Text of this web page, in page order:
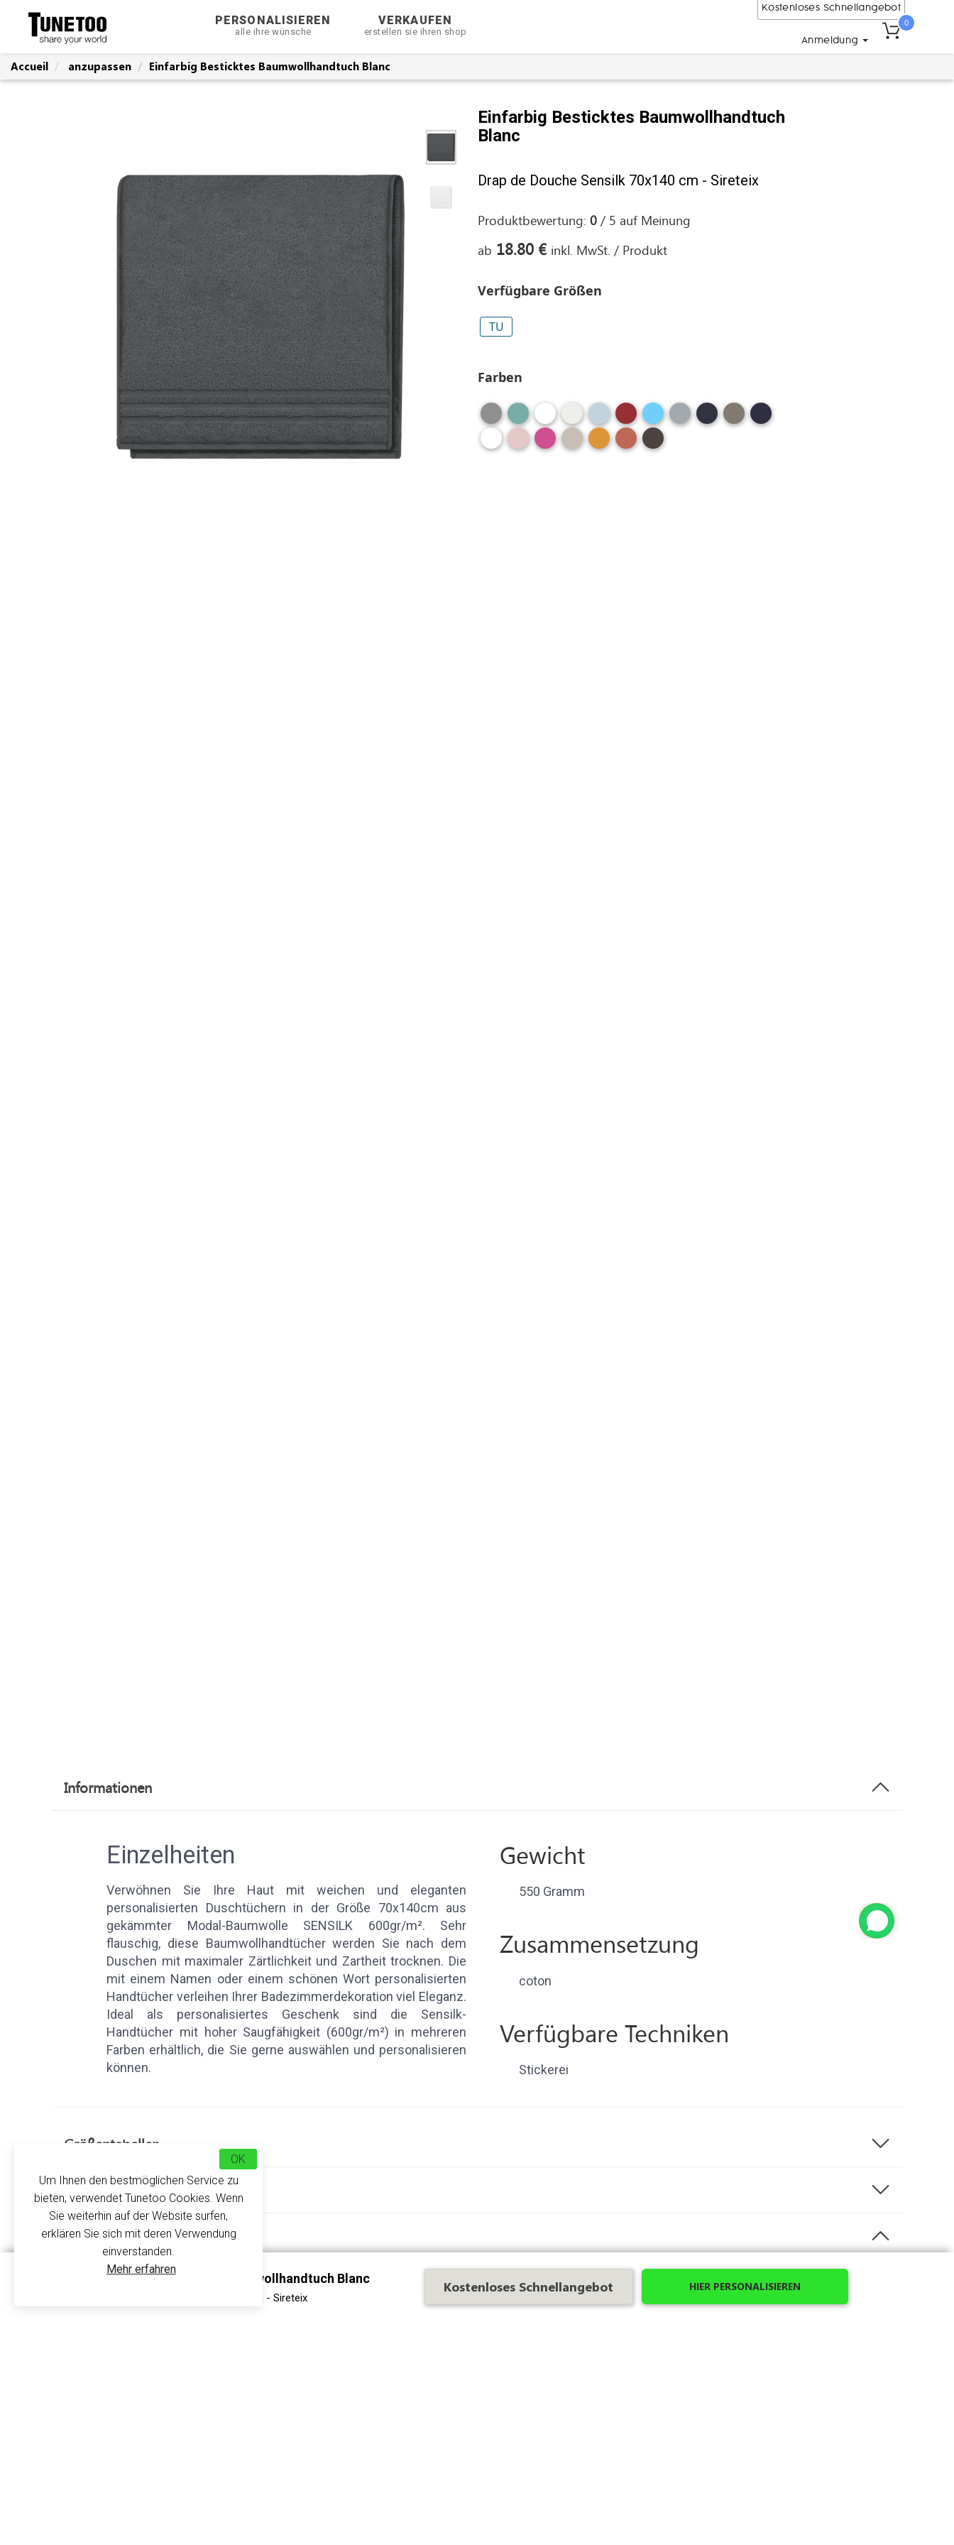
PERSONALISIEREN
alle ihre wünsche
VERKAUFEN
erstellen sie ihren shop
Kostenloses Schnellangebot
Anmeldung
0
Accueil anzupassen Einfarbig Besticktes Baumwollhandtuch Blanc
Einfarbig Besticktes Baumwollhandtuch
Blanc
Drap de Douche Sensilk 70x140 cm - Sireteix
Produktbewertung:0 / 5auf Meinung
ab 18.80 € inkl. MwSt. / Produkt
Verfügbare Größen
TU
Farben
Informationen
Einzelheiten
Verwöhnen Sie Ihre Haut mit weichen und eleganten
personalisierten Duschtüchern in der Größe 70x140cm aus
gekämmter Modal-Baumwolle SENSILK 600gr/m². Sehr
flauschig, diese Baumwollhandtücher werden Sie nach dem
Duschen mit maximaler Zärtlichkeit und Zartheit trocknen. Die
mit einem Namen oder einem schönen Wort personalisierten
Handtücher verleihen Ihrer Badezimmerdekoration viel Eleganz.
Ideal als personalisiertes Geschenk sind die Sensilk-
Handtücher mit hoher Saugfähigkeit (600gr/m²) in mehreren
Farben erhältlich, die Sie gerne auswählen und personalisieren
können.
Gewicht
550 Gramm
Zusammensetzung
coton
Verfügbare Techniken
Stickerei
Größentabellen
Kundenbewertungen
Über uns
Einfarbig besticktes Baumwollhandtuch
Einfarbig Besticktes Baumwollhandtuch Blanc
Drap de Douche Sensilk 70x140 cm - Sireteix
Kostenloses Schnellangebot HIER PERSONALISIEREN
Um Ihnen den bestmöglichen Service zu
bieten, verwendet Tunetoo Cookies. Wenn
Sie weiterhin auf der Website surfen,
erklären Sie sich mit deren Verwendung
einverstanden.
Mehr erfahren
OK